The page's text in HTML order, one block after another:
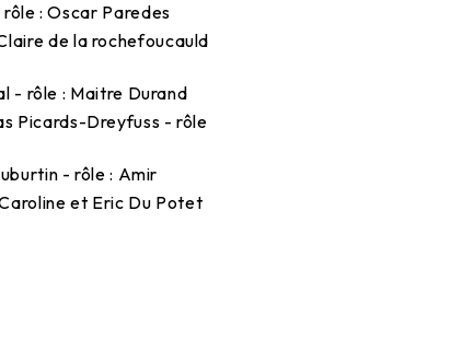
: Oscar Paredes
de la rochefoucauld
- rôle : Maitre Durand
Picards-Dreyfuss - rôle
- rôle : Amir
et Eric Du Potet